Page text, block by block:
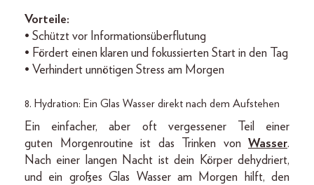
Vorteile:
• Schützt vor Informationsüberflutung
• Fördert einen klaren und fokussierten Start in den Tag
• Verhindert unnötigen Stress am Morgen
8. Hydration: Ein Glas Wasser direkt nach dem Aufstehen
Ein einfacher, aber oft vergessener Teil einer
guten Morgenroutine ist das Trinken von Wasser.
Nach einer langen Nacht ist dein Körper dehydriert,
und ein großes Glas Wasser am Morgen hilft, den